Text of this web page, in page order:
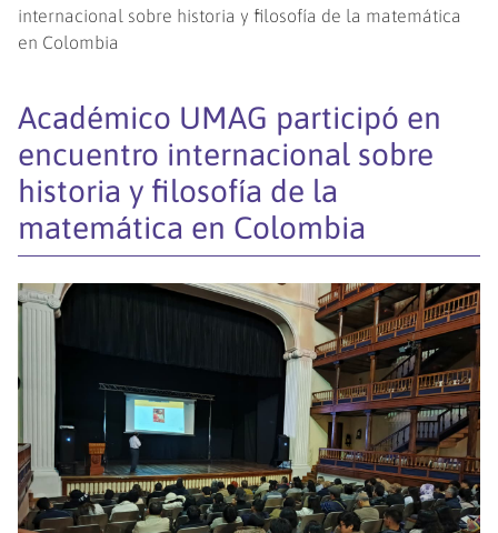
internacional sobre historia y filosofía de la matemática
en Colombia
Académico UMAG participó en
encuentro internacional sobre
historia y filosofía de la
matemática en Colombia